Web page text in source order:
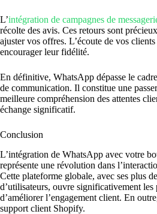
L’intégration de campagnes de
récolte des avis. Ces retours sont
ajuster vos offres. L’écoute de vos
encourager leur fidélité.
En définitive, WhatsApp dépasse le
de communication. Il constitue une
meilleure compréhension des attentes
échange significatif.
Conclusion
L’intégration de WhatsApp avec votre
représente une révolution dans
Cette plateforme globale, avec ses plus
d’utilisateurs, ouvre significativement les
d’améliorer l’engagement client. En
support client Shopify.